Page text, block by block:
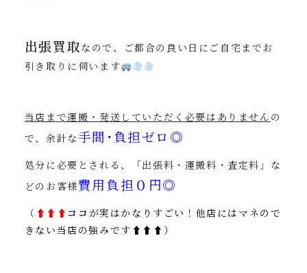
出張買取なので、ご都合の良い日にご自宅までお
引き取りに伺います
当店まで運搬・発送していただく必要はありません の
で、余計な手間･負担ゼロ◎
処分に必要とされる、「出張料・運搬料・査定料」な
どのお客様費用負担０円◎
（ ⬆︎ ⬆︎⬆︎ ココ が実はかなりすごい！他店にはマネので
きない当店の強みです⬆︎⬆︎⬆︎）